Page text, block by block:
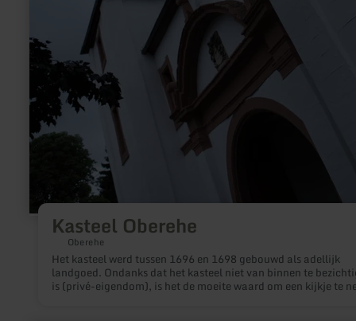
Kasteel Oberehe
Oberehe
Het kasteel werd tussen 1696 en 1698 gebouwd als adellijk
landgoed. Ondanks dat het kasteel niet van binnen te
is (privé-eigendom), is het de moeite waard om een kijkje te